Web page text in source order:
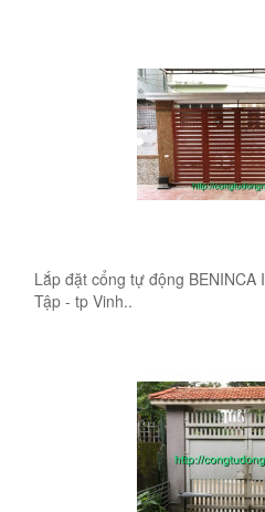
Lắp đặt cổng tự động BENINCA
Tập - tp Vinh..